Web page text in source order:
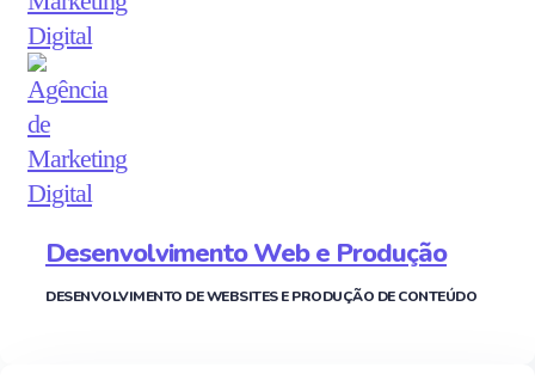
Desenvolvimento Web e Produção
DESENVOLVIMENTO DE WEBSITES E PRODUÇÃO DE CONTEÚDO